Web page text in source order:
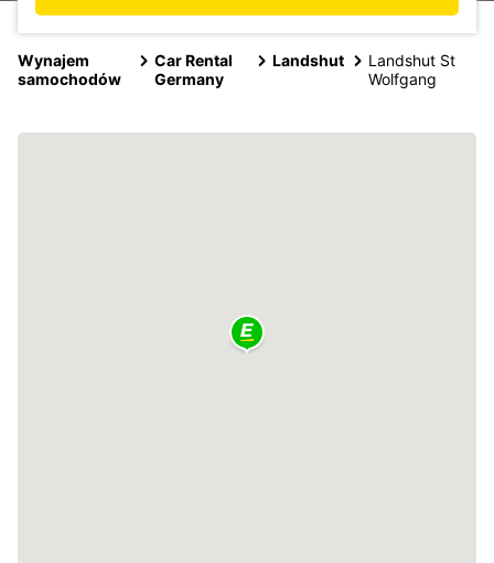
Wynajem
samochodów
Car Rental
Germany
Landshut
Landshut St
Wolfgang